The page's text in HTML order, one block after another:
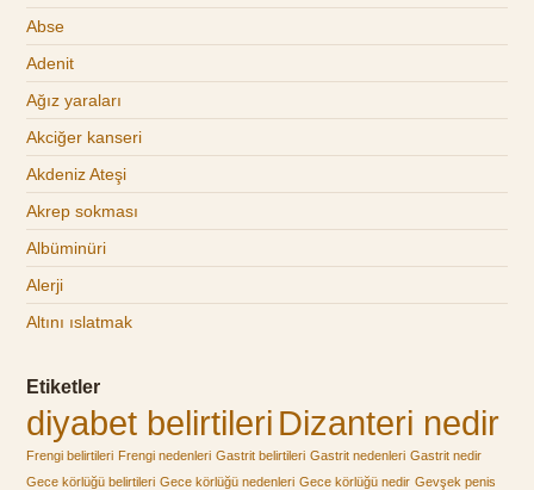
Abse
Adenit
Ağız yaraları
Akciğer kanseri
Akdeniz Ateşi
Akrep sokması
Albüminüri
Alerji
Altını ıslatmak
Etiketler
diyabet belirtileri Dizanteri nedir
Frengi belirtileri Frengi nedenleri Gastrit belirtileri Gastrit nedenleri Gastrit nedir
Gece körlüğü belirtileri Gece körlüğü nedenleri Gece körlüğü nedir Gevşek penis